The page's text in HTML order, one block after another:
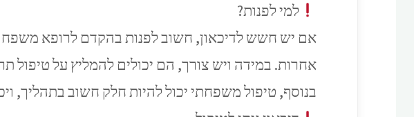
למי לפנות?
אם יש חשש לדיכאון, חשוב לפנות בהקדם לרופא
בנוסף, טיפול משפחתי יכול להיות חלק חשוב בתהליך,